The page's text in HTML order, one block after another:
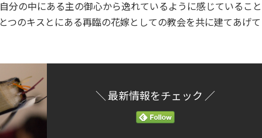
分の中にある主の御心から逸れているように感じていること
つのキスとにある再臨の花嫁としての教会を共に建てあげて
＼ 最新情報をチェック ／